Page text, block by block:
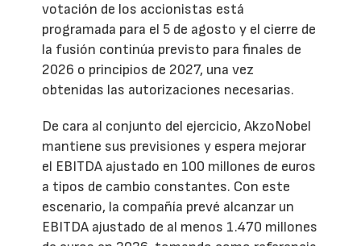
votación de los accionistas está
programada para el 5 de agosto y el cierre de
la fusión continúa previsto para finales de
2026 o principios de 2027, una vez
obtenidas las autorizaciones necesarias.
De cara al conjunto del ejercicio, AkzoNobel
mantiene sus previsiones y espera mejorar
el EBITDA ajustado en 100 millones de euros
a tipos de cambio constantes. Con este
escenario, la compañía prevé alcanzar un
EBITDA ajustado de al menos 1.470 millones